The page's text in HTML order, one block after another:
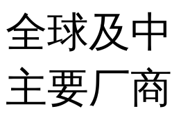
全球及
主要厂